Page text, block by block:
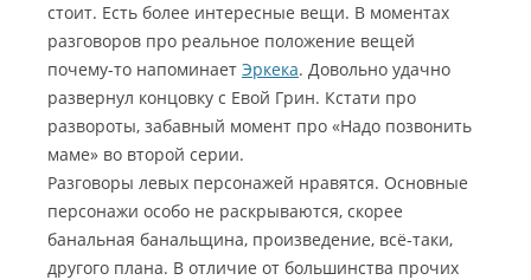
стоит. Есть более интересные вещи. В моментах
разговоров про реальное положение вещей
почему-то напоминает Эркека. Довольно удачно
развернул концовку с Евой Грин. Кстати про
развороты, забавный момент про «Надо позвонить
маме» во второй серии.
Разговоры левых персонажей нравятся. Основные
персонажи особо не раскрываются, скорее
банальная банальщина, произведение, всё-таки,
другого плана. В отличие от большинства прочих